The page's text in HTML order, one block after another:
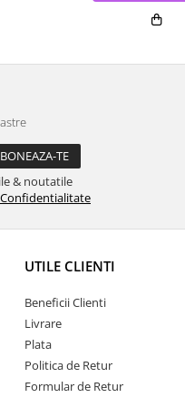
& noutatile
UTILE CLIENTI
Beneficii Clienti
Livrare
Plata
Politica de Retur
Formular de Retur